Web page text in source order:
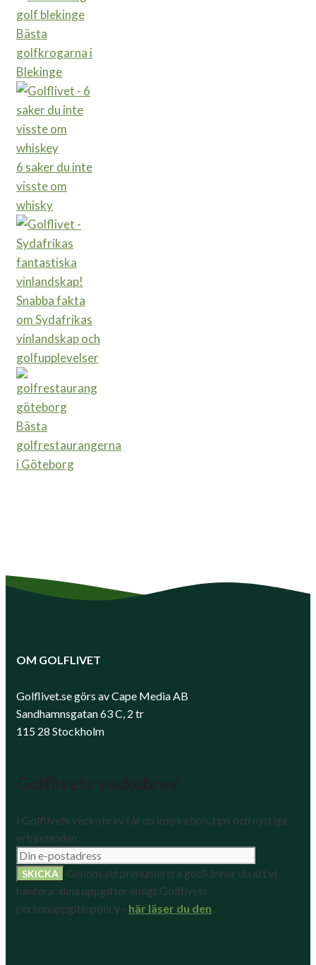
Bästa
golfkrogarna i
Blekinge
6 saker du inte
visste om
whisky
Snabba fakta
om Sydafrikas
vinlandskap och
golfupplevelser
Bästa
golfrestaurangerna
i Göteborg
OM GOLFLIVET
Golflivet.se görs av Cape Media AB
Sandhamnsgatan 63 C, 2 tr
115 28 Stockholm
I Golflivets veckobrev får du inspiration, tips och nyttiga
erbjudanden.
Genom att prenumerera godkänner du att vi
hanterar dina uppgifter enligt Golflivets
personuppgiftspolicy - här läser du den